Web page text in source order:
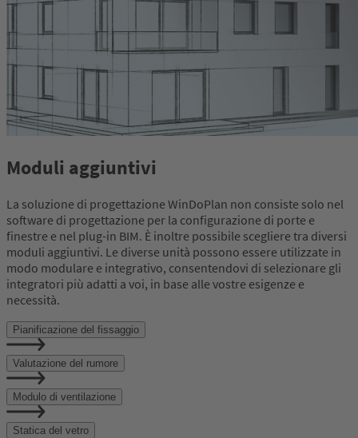
Moduli aggiuntivi
La soluzione di progettazione WinDoPlan non consiste solo nel
software di progettazione per la configurazione di porte e
finestre e nel plug-in BIM. È inoltre possibile scegliere tra diversi
moduli aggiuntivi. Le diverse unità possono essere utilizzate in
modo modulare e integrativo, consentendovi di selezionare gli
integratori più adatti a voi, in base alle vostre esigenze e
necessità.
Pianificazione del fissaggio
Valutazione del rumore
Modulo di ventilazione
Statica del vetro